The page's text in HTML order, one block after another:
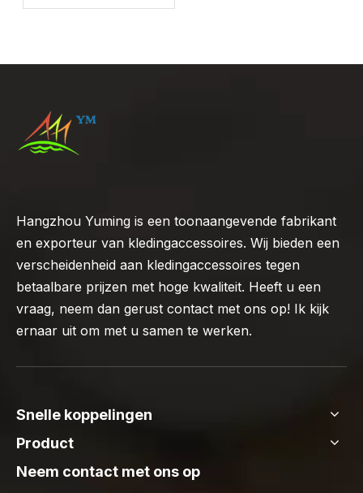
Hangzhou Yuming is een toonaangevende fabrikant
en exporteur van kledingaccessoires. Wij bieden een
verscheidenheid aan kledingaccessoires tegen
betaalbare prijzen met hoge kwaliteit. Heeft u een
vraag, neem dan gerust contact met ons op! Ik kijk
ernaar uit om met u samen te werken.
Snelle koppelingen
Product
Neem contact met ons op